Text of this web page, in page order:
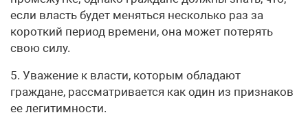
если власть будет меняться несколько раз за
короткий период времени, она может потерять
свою силу.
5. Уважение к власти, которым обладают
граждане, рассматривается как один из признаков
ее легитимности.